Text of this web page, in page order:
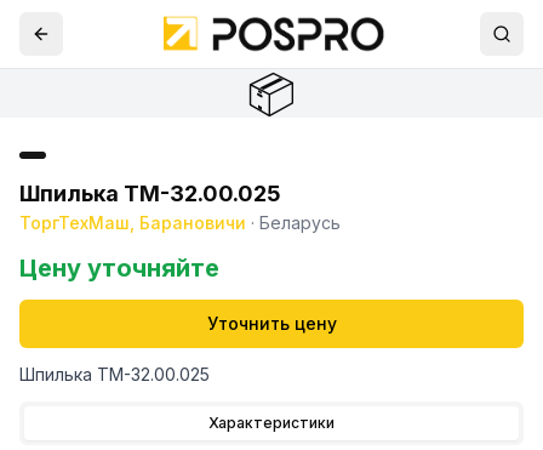
📦
Шпилька ТМ-32.00.025
ТоргТехМаш, Барановичи · Беларусь
Цену уточняйте
Уточнить цену
Шпилька ТМ-32.00.025
Характеристики